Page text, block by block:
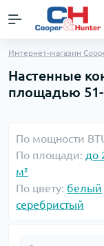
Интернет-магазин
Настенные
площадью
По мощности
По площади: до
м²
По цвету: белый
серебристый